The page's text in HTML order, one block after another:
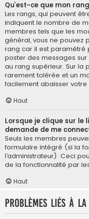
Qu’est-ce que mon
Les rangs, qui peuvent
indiquent le nombre de
membres tels que les
général, vous ne pouvez
rang car il est paramétré
poster des messages
au rang supérieur. Sur la
rarement tolérée et un
facilement abaisser
Haut
Lorsque je clique sur le
demande de me
Seuls les membres
formulaire intégré (si la
l’administrateur). Ceci
de la fonctionnalité par
Haut
Problèmes liés à la